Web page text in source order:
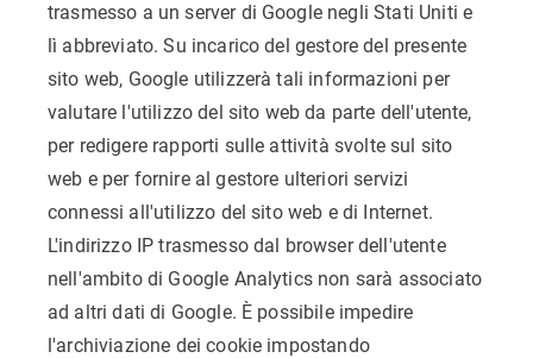
trasmesso a un server di Google negli Stati Uniti e
lì abbreviato. Su incarico del gestore del presente
sito web, Google utilizzerà tali informazioni per
valutare l'utilizzo del sito web da parte dell'utente,
per redigere rapporti sulle attività svolte sul sito
web e per fornire al gestore ulteriori servizi
connessi all'utilizzo del sito web e di Internet.
L'indirizzo IP trasmesso dal browser dell'utente
nell'ambito di Google Analytics non sarà associato
ad altri dati di Google. È possibile impedire
l'archiviazione dei cookie impostando